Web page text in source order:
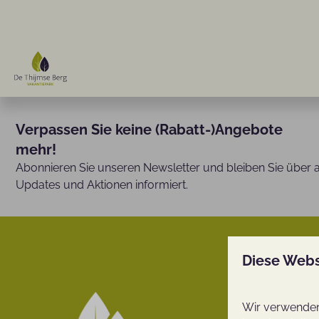
Verpassen Sie keine (Rabatt-)Angebote
mehr!
Abonnieren Sie unseren Newsletter und bleiben Sie über
Updates und Aktionen informiert.
De
Diese
Wir